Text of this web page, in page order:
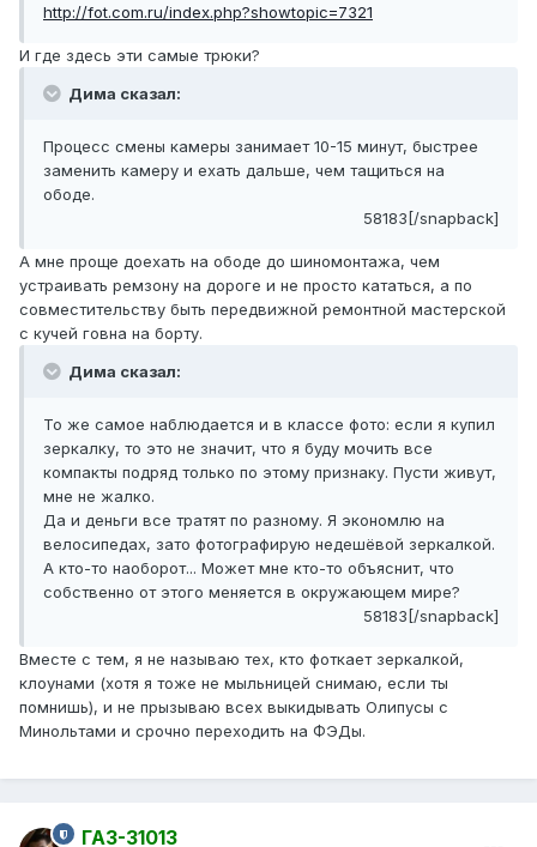
http://fot.com.ru/index.php?showtopic=7321
И где здесь эти самые трюки?
Дима сказал:
Процесс смены камеры занимает 10-15 минут, быстрее
заменить камеру и ехать дальше, чем тащиться на
ободе.
58183[/snapback]
А мне проще доехать на ободе до шиномонтажа, чем
устраивать ремзону на дороге и не просто кататься, а по
совместительству быть передвижной ремонтной мастерской
с кучей говна на борту.
Дима сказал:
То же самое наблюдается и в классе фото: если я купил
зеркалку, то это не значит, что я буду мочить все
компакты подряд только по этому признаку. Пусти живут,
мне не жалко.
Да и деньги все тратят по разному. Я экономлю на
велосипедах, зато фотографирую недешёвой зеркалкой.
А кто-то наоборот... Может мне кто-то объяснит, что
собственно от этого меняется в окружающем мире?
58183[/snapback]
Вместе с тем, я не называю тех, кто фоткает зеркалкой,
клоунами (хотя я тоже не мыльницей снимаю, если ты
помнишь), и не прызываю всех выкидывать Олипусы с
Минольтами и срочно переходить на ФЭДы.
ГАЗ-31013